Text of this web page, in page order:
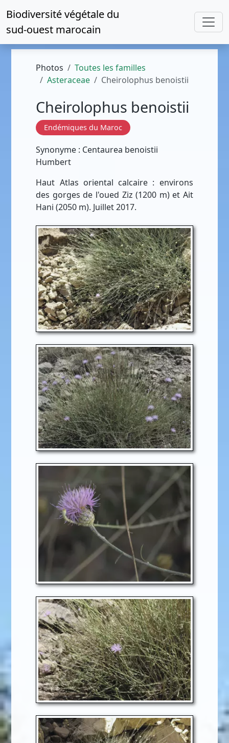
Biodiversité végétale du
sud-ouest marocain
Photos
Toutes les familles
Asteraceae
Cheirolophus benoistii
Cheirolophus benoistii
Endémiques du Maroc
Synonyme : Centaurea benoistii
Humbert
Haut Atlas oriental calcaire : environs
des gorges de l'oued Ziz (1200 m) et Ait
Hani (2050 m). Juillet 2017.